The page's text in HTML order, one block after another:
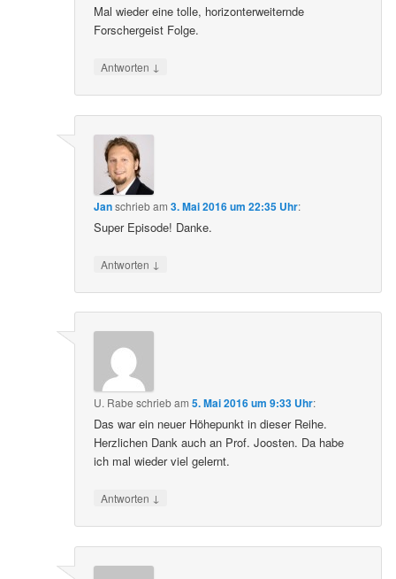
Mal wieder eine tolle, horizonterweiternde
Forschergeist Folge.
Antworten ↓
Janschriebam3. Mai 2016 um 22:35 Uhr:
Super Episode! Danke.
Antworten ↓
U. Rabe schriebam5. Mai 2016 um 9:33 Uhr:
Das war ein neuer Höhepunkt in dieser Reihe.
Herzlichen Dank auch an Prof. Joosten. Da habe
ich mal wieder viel gelernt.
Antworten ↓